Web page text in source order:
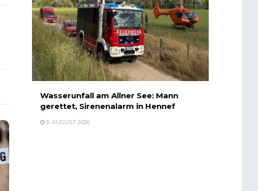
Wasserunfall am Allner See: Mann
gerettet, Sirenenalarm in Hennef
5. AUGUST 2026